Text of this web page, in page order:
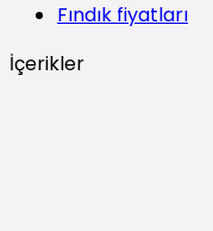
Fındık fiyatları
İçerikler